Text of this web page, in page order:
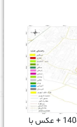
نقشه شیپ فایل (GIS) شهر چهارباغ 1404 + عکس با